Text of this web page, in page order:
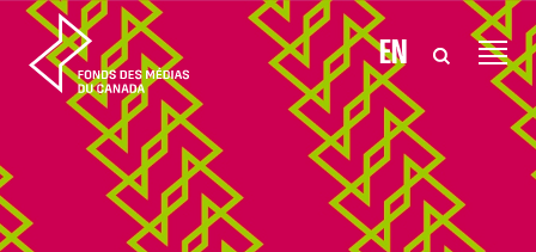
Aller au contenu EN